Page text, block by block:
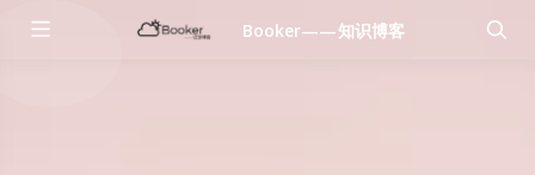
Booker——知识博客